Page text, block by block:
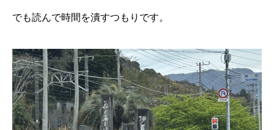
でも読んで時間を潰すつもりです。